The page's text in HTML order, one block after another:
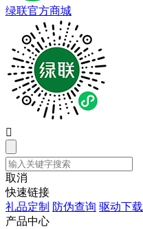
绿联官方商城

取消
快速链接
礼品定制 防伪查询 驱动下载
产品中心